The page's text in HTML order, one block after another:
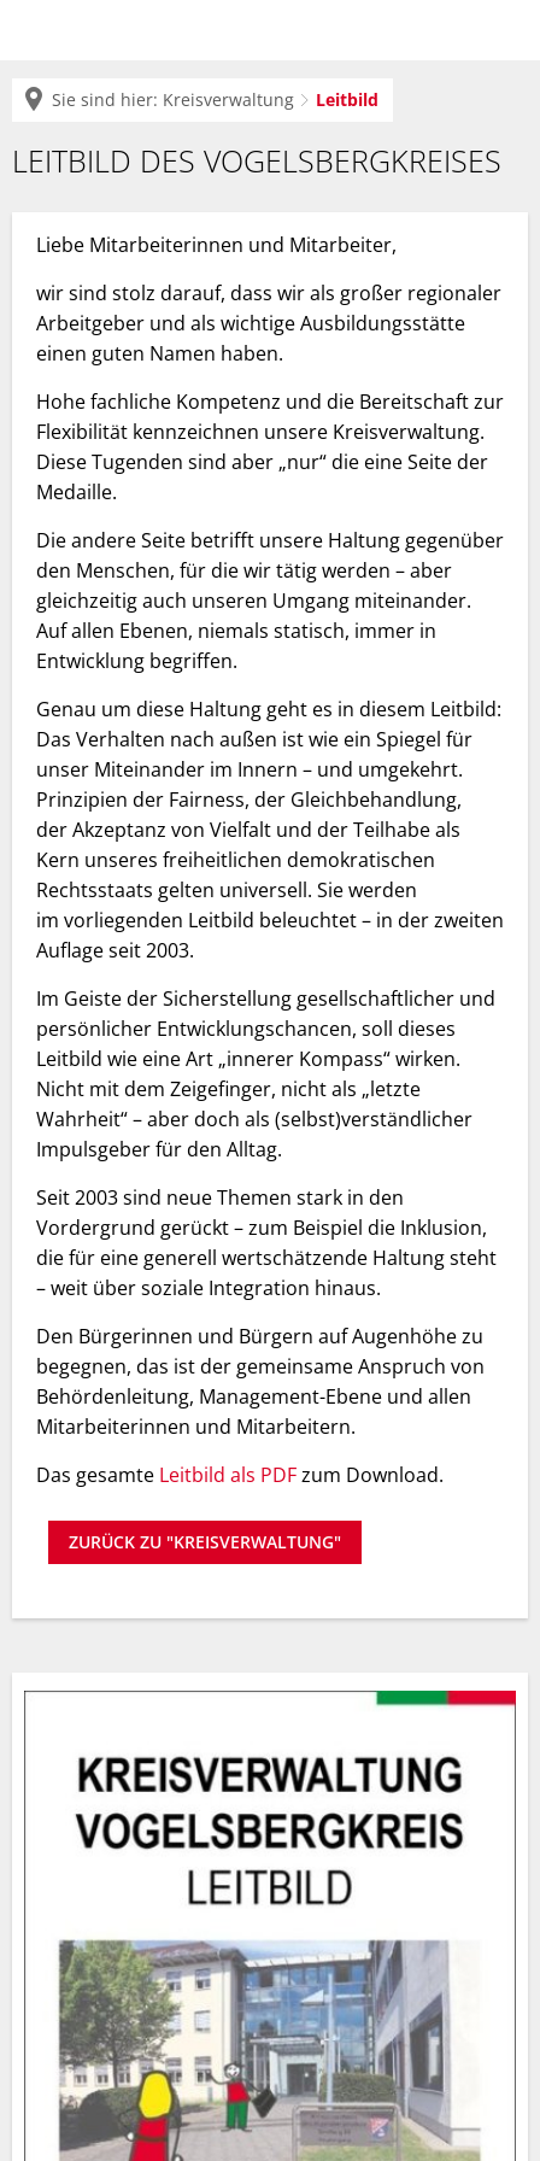
Sie sind hier: Kreisverwaltung Leitbild
Leitbild
LEITBILD DES VOGELSBERGKREISES
Liebe Mitarbeiterinnen und Mitarbeiter,
wir sind stolz darauf, dass wir als großer regionaler
Arbeitgeber und als wichtige Ausbildungsstätte
einen guten Namen haben.
Hohe fachliche Kompetenz und die Bereitschaft zur
Flexibilität kennzeichnen unsere Kreisverwaltung.
Diese Tugenden sind aber „nur“ die eine Seite der
Medaille.
Die andere Seite betrifft unsere Haltung gegenüber
den Menschen, für die wir tätig werden – aber
gleichzeitig auch unseren Umgang miteinander.
Auf allen Ebenen, niemals statisch, immer in
Entwicklung begriffen.
Genau um diese Haltung geht es in diesem Leitbild:
Das Verhalten nach außen ist wie ein Spiegel für
unser Miteinander im Innern – und umgekehrt.
Prinzipien der Fairness, der Gleichbehandlung,
der Akzeptanz von Vielfalt und der Teilhabe als
Kern unseres freiheitlichen demokratischen
Rechtsstaats gelten universell. Sie werden
im vorliegenden Leitbild beleuchtet – in der zweiten
Auflage seit 2003.
Im Geiste der Sicherstellung gesellschaftlicher und
persönlicher Entwicklungschancen, soll dieses
Leitbild wie eine Art „innerer Kompass“ wirken.
Nicht mit dem Zeigefinger, nicht als „letzte
Wahrheit“ – aber doch als (selbst)verständlicher
Impulsgeber für den Alltag.
Seit 2003 sind neue Themen stark in den
Vordergrund gerückt – zum Beispiel die Inklusion,
die für eine generell wertschätzende Haltung steht
– weit über soziale Integration hinaus.
Den Bürgerinnen und Bürgern auf Augenhöhe zu
begegnen, das ist der gemeinsame Anspruch von
Behördenleitung, Management-Ebene und allen
Mitarbeiterinnen und Mitarbeitern.
Das gesamte Leitbild als PDFzum Download.
ZURÜCK ZU "KREISVERWALTUNG"